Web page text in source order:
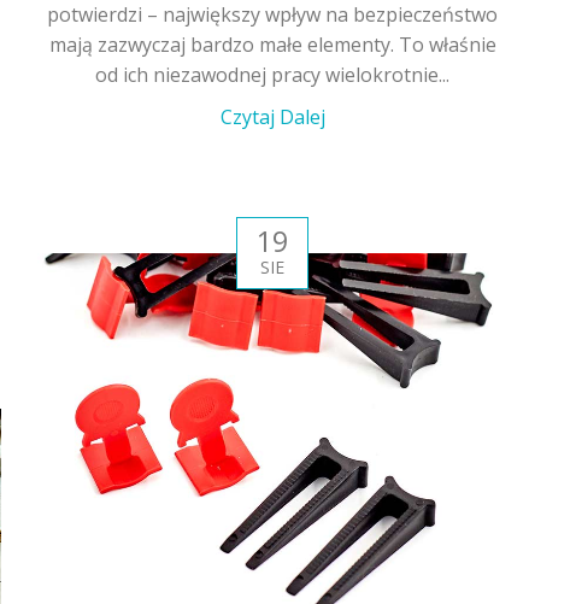
potwierdzi – największy wpływ na bezpieczeństwo
mają zazwyczaj bardzo małe elementy. To właśnie
od ich niezawodnej pracy wielokrotnie...
Czytaj Dalej
19
SIE